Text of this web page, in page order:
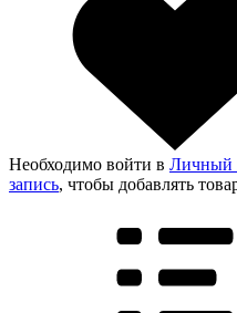
Необходимо войти в Личный
запись, чтобы добавлять